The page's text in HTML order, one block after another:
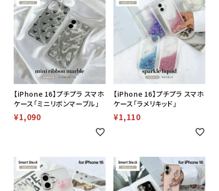
【iPhone 16】プチプラ スマホ
ケース「ミニリボンマーブル」
¥1,090
【iPhone 16】プチプラ スマホ
ケース「ラメリキッド」
¥1,110